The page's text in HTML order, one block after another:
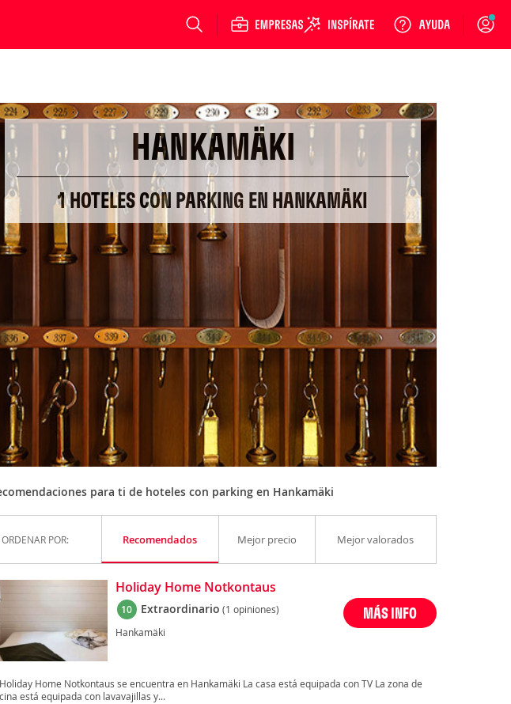
Login
HANKAMÄKI
1 HOTELES CON PARKING EN HANKAMÄKI
para ti de hoteles con parking en Hankamäki
ORDENAR POR: Recomendados Mejor precio Mejor valorados
Holiday Home Notkontaus
10 Extraordinario (1 opiniones)
Hankamäki
MÁS INFO
Home Notkontaus se encuentra en Hankamäki La casa está equipada con TV La zona de
está equipada con lavavajillas y...